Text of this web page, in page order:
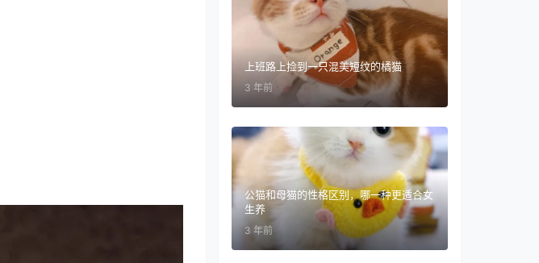
上班路上捡到一只混美短纹的橘猫
3 年前
公猫和母猫的性格区别，哪一种更适合女
生养
3 年前